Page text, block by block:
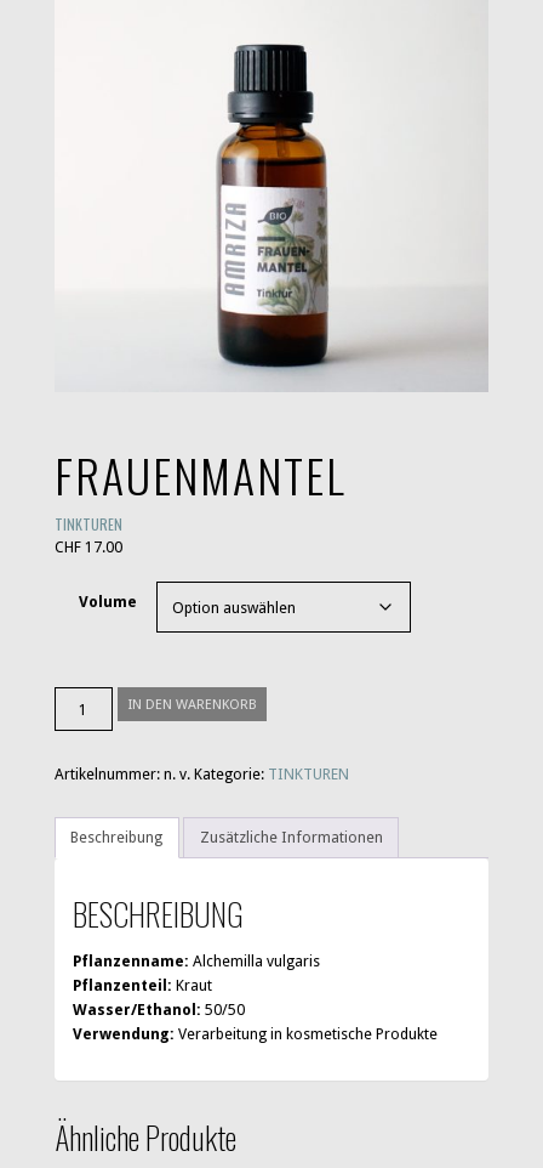
FRAUENMANTEL
TINKTUREN
CHF17.00
Volume
FrauenmantelIN DEN WARENKORB
Artikelnummer: n. v. Kategorie: TINKTUREN
Beschreibung Zusätzliche Informationen
BESCHREIBUNG
Pflanzenname: Alchemilla vulgaris
Pflanzenteil: Kraut
Wasser/Ethanol: 50/50
Verwendung: Verarbeitung in kosmetische Produkte
Ähnliche Produkte